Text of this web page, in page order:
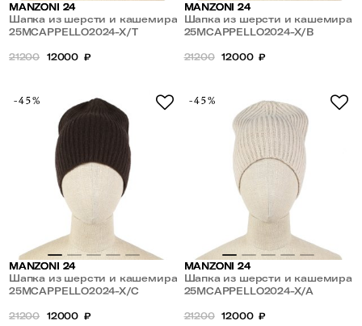
MANZONI 24
Шапка из шерсти и кашемира
25MCAPPELLO2024-X/T
21200 12000 ₽
MANZONI 24
Шапка из шерсти и кашемира
25MCAPPELLO2024-X/B
21200 12000 ₽
-45%
MANZONI 24
Шапка из шерсти и кашемира
25MCAPPELLO2024-X/C
21200 12000 ₽
-45%
MANZONI 24
Шапка из шерсти и кашемира
25MCAPPELLO2024-X/A
21200 12000 ₽